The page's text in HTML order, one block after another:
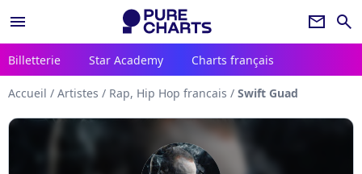
menu newsletter search
Billetterie Star Academy Charts français
Accueil / Artistes / Rap, Hip Hop francais / Swift Guad